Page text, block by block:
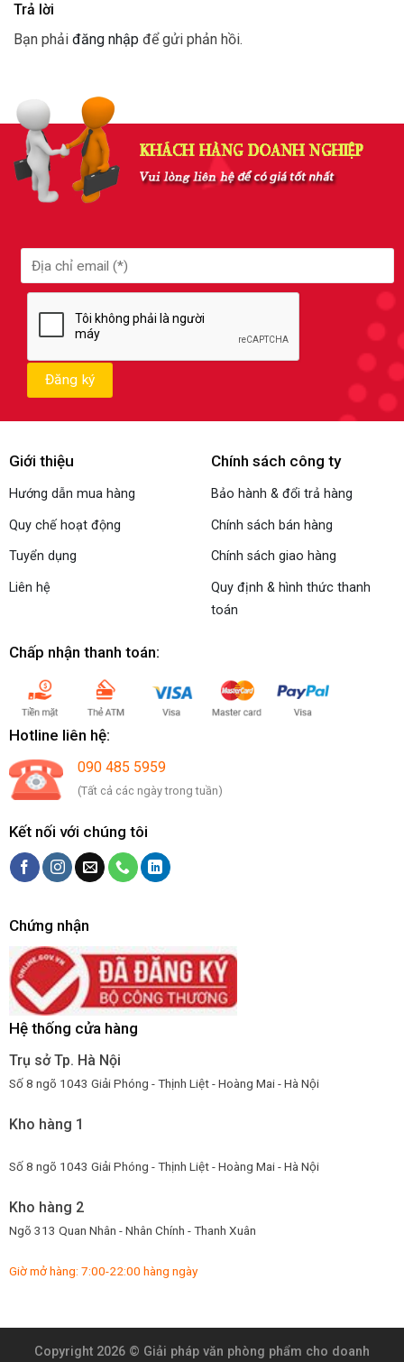
Trả lời
Bạn phải đăng nhập để gửi phản hồi.
Giới thiệu
Hướng dẫn mua hàng
Quy chế hoạt động
Tuyển dụng
Liên hệ
Chính sách công ty
Bảo hành & đổi trả hàng
Chính sách bán hàng
Chính sách giao hàng
Quy định & hình thức thanh
toán
Chấp nhận thanh toán:
Hotline liên hệ:
090 485 5959
(Tất cả các ngày trong tuần)
Kết nối với chúng tôi
Chứng nhận
Hệ thống cửa hàng
Trụ sở Tp. Hà Nội
Số 8 ngõ 1043 Giải Phóng - Thịnh Liệt - Hoàng Mai - Hà Nội
Kho hàng 1
Số 8 ngõ 1043 Giải Phóng - Thịnh Liệt - Hoàng Mai - Hà Nội
Kho hàng 2
Ngõ 313 Quan Nhân - Nhân Chính - Thanh Xuân
Giờ mở hàng: 7:00-22:00 hàng ngày
Copyright 2026 © Giải pháp văn phòng phẩm cho doanh